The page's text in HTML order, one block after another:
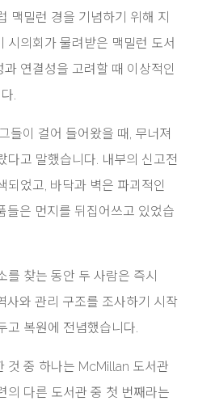
맥밀런 경을 기념하기 위해 지
시의회가 물려받은 맥밀런 도서
연결성을 고려할 때 이상적인
.
들이 걸어 들어왔을 때, 무너져
다고 말했습니다. 내부의 신고전
되었고, 바닥과 벽은 파괴적인
들은 먼지를 뒤집어쓰고 있었습
를 찾는 동안 두 사람은 즉시
사와 관리 구조를 조사하기 시작
고 복원에 전념했습니다.
것 중 하나는 McMillan 도서관
의 다른 도서관 중 첫 번째라는